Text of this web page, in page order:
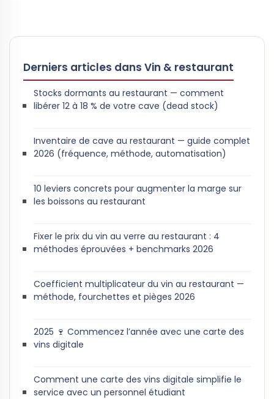
Derniers articles dans Vin & restaurant
Stocks dormants au restaurant — comment
libérer 12 à 18 % de votre cave (dead stock)
Inventaire de cave au restaurant — guide complet
2026 (fréquence, méthode, automatisation)
10 leviers concrets pour augmenter la marge sur
les boissons au restaurant
Fixer le prix du vin au verre au restaurant : 4
méthodes éprouvées + benchmarks 2026
Coefficient multiplicateur du vin au restaurant —
méthode, fourchettes et pièges 2026
2025 🍷 Commencez l’année avec une carte des
vins digitale
Comment une carte des vins digitale simplifie le
service avec un personnel étudiant